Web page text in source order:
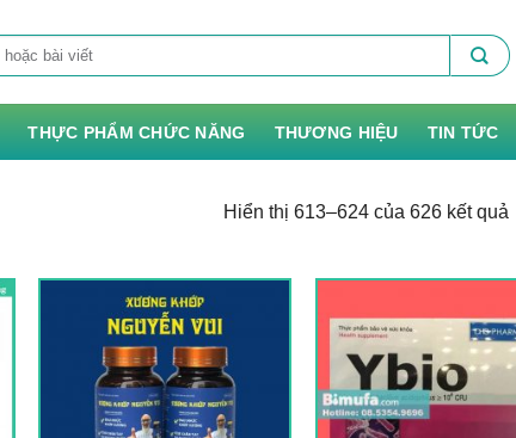
THỰC PHẨM CHỨC NĂNG THƯƠNG HIỆU TIN TỨC
Hiển thị 613–624 của 626 kết quả